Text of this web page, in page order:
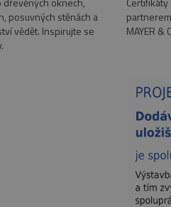
posuvných stěnách a
vědět. Inspirujte se
MAYER &
Nezbytně nutné soubory
CookieScriptConsent